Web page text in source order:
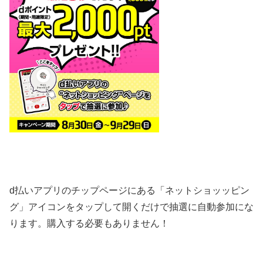
d払いアプリのチップページにある「ネットショッッピン
グ」アイコンをタップして開くだけで抽選に自動参加にな
ります。購入する必要もありません！